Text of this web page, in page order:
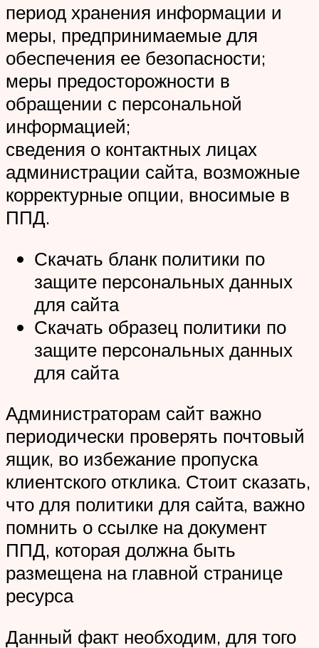
период хранения информации и
меры, предпринимаемые для
обеспечения ее безопасности;
меры предосторожности в
обращении с персональной
информацией;
сведения о контактных лицах
администрации сайта, возможные
корректурные опции, вносимые в
ППД.
Скачать бланк политики по
защите персональных данных
для сайта
Скачать образец политики по
защите персональных данных
для сайта
Администраторам сайт важно
периодически проверять почтовый
ящик, во избежание пропуска
клиентского отклика. Стоит сказать,
что для политики для сайта, важно
помнить о ссылке на документ
ППД, которая должна быть
размещена на главной странице
ресурса
Данный факт необходим, для того